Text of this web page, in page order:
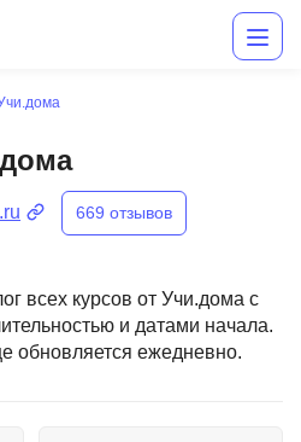
669 отзывов
всех курсов от Учи.дома с
и датами начала.
обновляется ежедневно.